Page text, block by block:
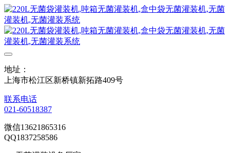
地址：
上海市松江区新桥镇新拓路409号
联系电话
021-60518387
微信13621865316
QQ1837258586